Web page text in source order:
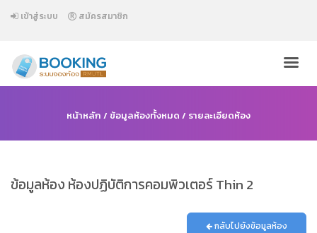
เข้าสู่ระบบ สมัครสมาชิก
หน้าหลัก / ข้อมูลห้องทั้งหมด / รายละเอียดห้อง
ข้อมูลห้อง ห้องปฏิบัติการคอมพิวเตอร์ Thin 2
กลับไปยังข้อมูลห้อง